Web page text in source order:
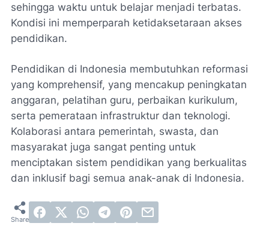
sehingga waktu untuk belajar menjadi terbatas.
Kondisi ini memperparah ketidaksetaraan akses
pendidikan.
Pendidikan di Indonesia membutuhkan reformasi
yang komprehensif, yang mencakup peningkatan
anggaran, pelatihan guru, perbaikan kurikulum,
serta pemerataan infrastruktur dan teknologi.
Kolaborasi antara pemerintah, swasta, dan
masyarakat juga sangat penting untuk
menciptakan sistem pendidikan yang berkualitas
dan inklusif bagi semua anak-anak di Indonesia.